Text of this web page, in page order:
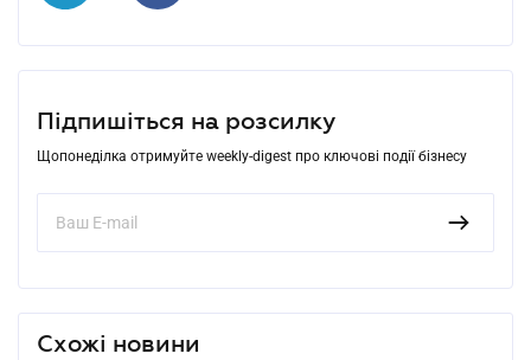
Підпишіться на розсилку
Щопонеділка отримуйте weekly-digest про ключові події бізнесу
Схожі новини